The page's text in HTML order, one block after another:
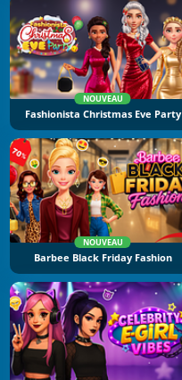
NOUVEAU
Fashionista Christmas Eve Party
NOUVEAU
Barbee Black Friday Fashion